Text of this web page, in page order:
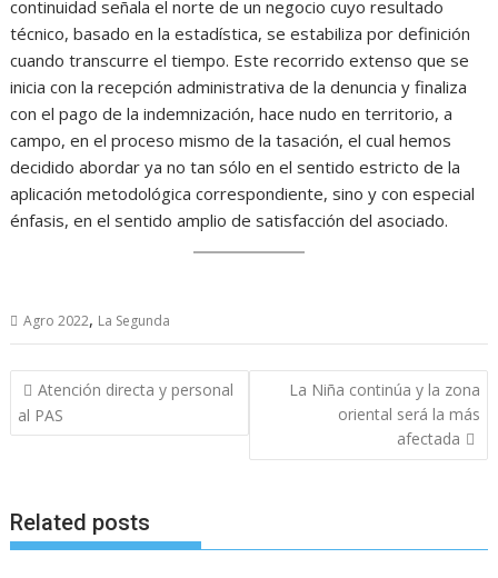
continuidad señala el norte de un negocio cuyo resultado
técnico, basado en la estadística, se estabiliza por definición
cuando transcurre el tiempo. Este recorrido extenso que se
inicia con la recepción administrativa de la denuncia y finaliza
con el pago de la indemnización, hace nudo en territorio, a
campo, en el proceso mismo de la tasación, el cual hemos
decidido abordar ya no tan sólo en el sentido estricto de la
aplicación metodológica correspondiente, sino y con especial
énfasis, en el sentido amplio de satisfacción del asociado.
Agro 2022, La Segunda
Navegación
de
entradas
Atención directa y personal
al PAS
La Niña continúa y la zona
oriental será la más
afectada
Related posts